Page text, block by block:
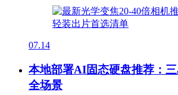
07.14
本地部署AI固态硬盘推荐：
全场景